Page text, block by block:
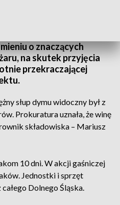
o znaczących
na skutek przyjęcia
przekraczającej
słup dymu widoczny był z
Prokuratura uznała, że winę
składowiska – Mariusz
10 dni. W akcji gaśniczej
Jednostki i sprzęt
Dolnego Śląska.